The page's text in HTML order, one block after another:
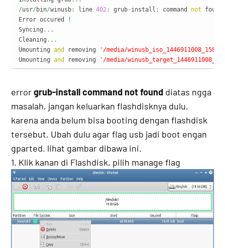
/usr/bin/winusb: line 402: grub-install : command not
found
Error occured
!
Syncing ...
Cleaning ...
Umounting and removing
'/media/
Umounting and removing '/media/
errorgrub-install command not found diatas ngga
masalah, jangan keluarkan flashdisknya dulu,
karena anda belum bisa booting dengan flashdisk
tersebut. Ubah dulu agar flag usb jadi boot engan
gparted. lihat gambar dibawa ini.
1. Klik kanan di Flashdisk, pilih manage flag